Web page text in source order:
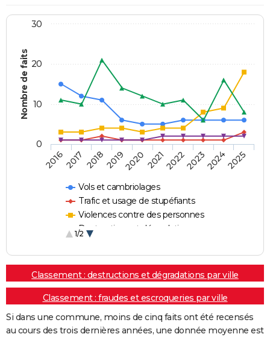
Nombre de faits
Vols et cambriolages
Trafic et usage de stupéfiants
Violences contre des personnes
Destructions et dégradations
1/2
20162017 20182019202020212022202320242025
0
10
20
30
Classement : destructions et dégradations par ville
Classement : fraudes et escroqueries par ville
Si dans une commune, moins de cinq faits ont été recensés
au cours des trois dernières années, une donnée moyenne est